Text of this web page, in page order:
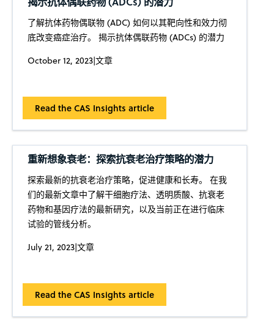
了解抗体药物偶联物 (ADC) 如何以其靶向性和效力彻
底改变癌症治疗。 揭示抗体偶联药物 (ADCs) 的潜力
October 12, 2023|文章
Read the CAS Insights article
重新想象衰老：探索抗衰老治疗策略的潜力
探索最新的抗衰老治疗策略，促进健康和长寿。 在我
们的最新文章中了解干细胞疗法、透明质酸、抗衰老
药物和基因疗法的最新研究，以及当前正在进行临床
试验的管线分析。
July 21, 2023|文章
Read the CAS Insights article